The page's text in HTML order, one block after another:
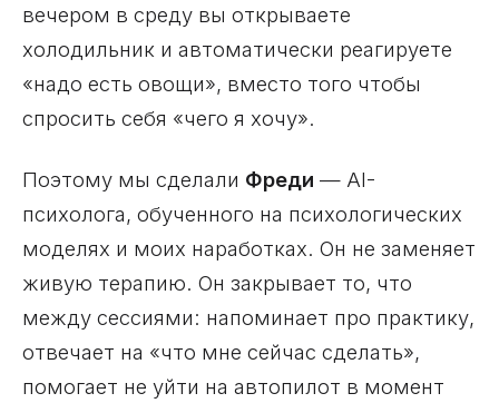
вечером в среду вы открываете
холодильник и автоматически реагируете
«надо есть овощи», вместо того чтобы
спросить себя «чего я хочу».
Поэтому мы сделали Фреди — AI-
психолога, обученного на психологических
моделях и моих наработках. Он не заменяет
живую терапию. Он закрывает то, что
между сессиями: напоминает про практику,
отвечает на «что мне сейчас сделать»,
помогает не уйти на автопилот в момент